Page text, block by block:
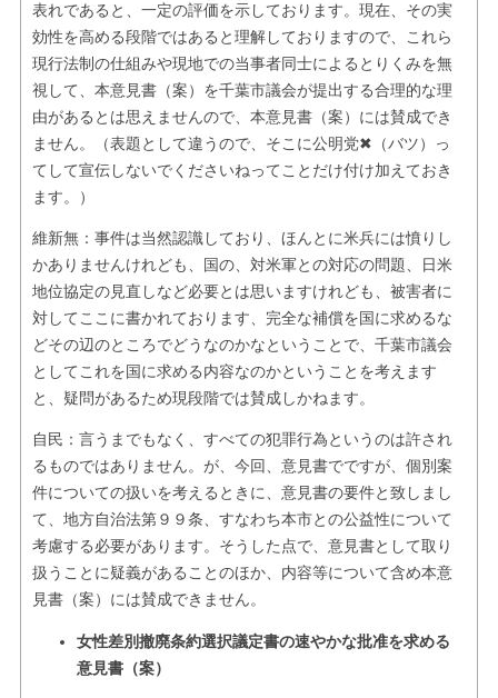
表れであると、一定の評価を示しております。現在、その実
効性を高める段階ではあると理解しておりますので、これら
現行法制の仕組みや現地での当事者同士によるとりくみを無
視して、本意見書（案）を千葉市議会が提出する合理的な理
由があるとは思えませんので、本意見書（案）には賛成でき
ません。（表題として違うので、そこに公明党✖（バツ）っ
てして宣伝しないでくださいねってことだけ付け加えておき
ます。）
維新無：事件は当然認識しており、ほんとに米兵には憤りし
かありませんけれども、国の、対米軍との対応の問題、日米
地位協定の見直しなど必要とは思いますけれども、被害者に
対してここに書かれております、完全な補償を国に求めるな
どその辺のところでどうなのかなということで、千葉市議会
としてこれを国に求める内容なのかということを考えます
と、疑問があるため現段階では賛成しかねます。
自民：言うまでもなく、すべての犯罪行為というのは許され
るものではありません。が、今回、意見書でですが、個別案
件についての扱いを考えるときに、意見書の要件と致しまし
て、地方自治法第９９条、すなわち本市との公益性について
考慮する必要があります。そうした点で、意見書として取り
扱うことに疑義があることのほか、内容等について含め本意
見書（案）には賛成できません。
女性差別撤廃条約選択議定書の速やかな批准を求める
意見書（案）